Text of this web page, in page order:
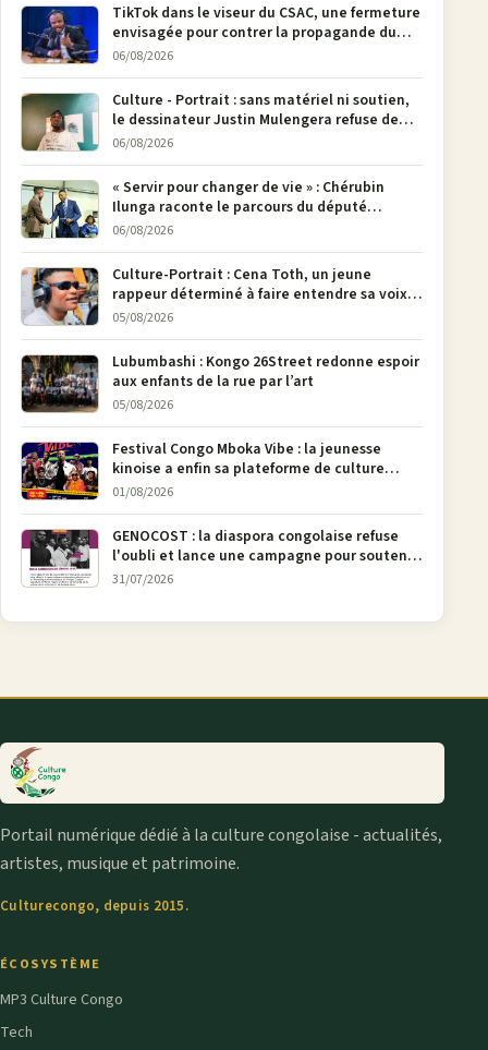
TikTok dans le viseur du CSAC, une fermeture
envisagée pour contrer la propagande du
M23
06/08/2026
Culture - Portrait : sans matériel ni soutien,
le dessinateur Justin Mulengera refuse de
poser son crayon
06/08/2026
« Servir pour changer de vie » : Chérubin
Ilunga raconte le parcours du député
national Jethro Muyombi Tshimbu en 137
06/08/2026
Culture-Portrait : Cena Toth, un jeune
rappeur déterminé à faire entendre sa voix à
Bunia
05/08/2026
Lubumbashi : Kongo 26Street redonne espoir
aux enfants de la rue par l’art
05/08/2026
Festival Congo Mboka Vibe : la jeunesse
kinoise a enfin sa plateforme de culture
urbaine
01/08/2026
GENOCOST : la diaspora congolaise refuse
l'oubli et lance une campagne pour soutenir
la pétition FONAREV depuis Bruxelles
31/07/2026
Portail numérique dédié à la culture congolaise - actualités,
artistes, musique et patrimoine.
Culturecongo, depuis 2015.
ÉCOSYSTÈME
MP3 Culture Congo
Tech